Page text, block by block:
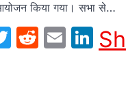
किया गया। सभा से…
Twitter
Reddit
Email